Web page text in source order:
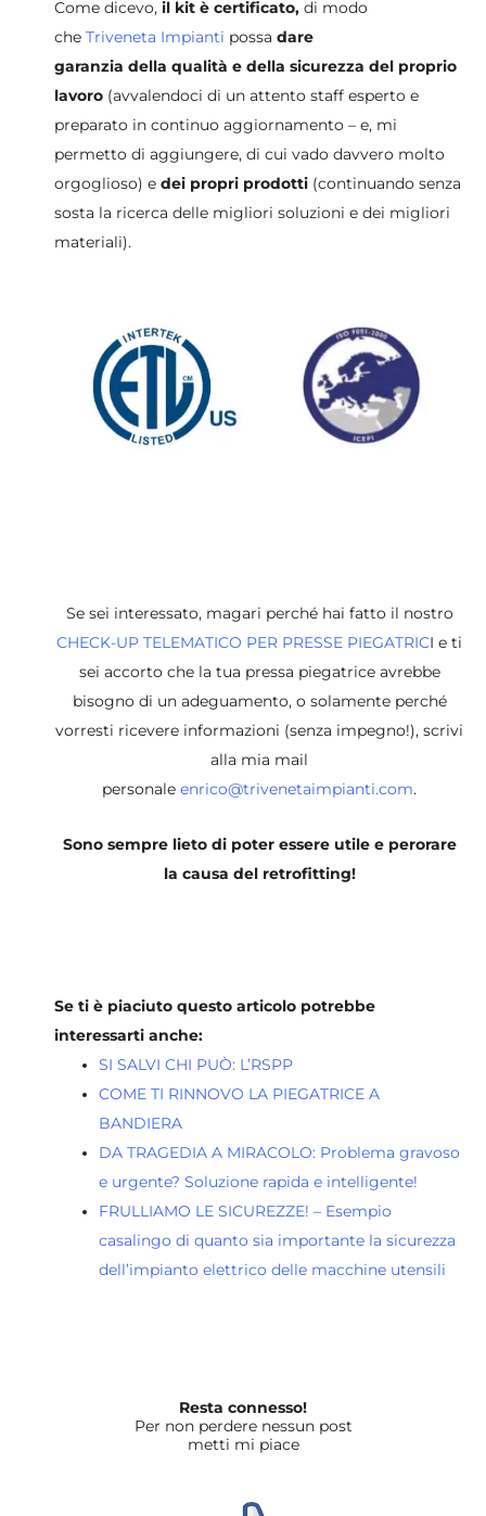
Come dicevo, il kit è certificato, di modo
che Triveneta Impianti possa dare
garanzia della qualità e della sicurezza del proprio
lavoro (avvalendoci di un attento staff esperto e
preparato in continuo aggiornamento – e, mi
permetto di aggiungere, di cui vado davvero molto
orgoglioso) e dei propri prodotti (continuando senza
sosta la ricerca delle migliori soluzioni e dei migliori
materiali).
Se sei interessato, magari perché hai fatto il nostro
CHECK-UP TELEMATICO PER PRESSE PIEGATRICI e ti
sei accorto che la tua pressa piegatrice avrebbe
bisogno di un adeguamento, o solamente perché
vorresti ricevere informazioni (senza impegno!), scrivi
alla mia mail
personale enrico@trivenetaimpianti.com.
Sono sempre lieto di poter essere utile e perorare
la causa del retrofitting!
Se ti è piaciuto questo articolo potrebbe
interessarti anche:
SI SALVI CHI PUÒ: L’RSPP
COME TI RINNOVO LA PIEGATRICE A
BANDIERA
DA TRAGEDIA A MIRACOLO: Problema gravoso
e urgente? Soluzione rapida e intelligente!
FRULLIAMO LE SICUREZZE! – Esempio
casalingo di quanto sia importante la sicurezza
dell’impianto elettrico delle macchine utensili
Resta connesso!
Per non perdere nessun post
metti mi piace